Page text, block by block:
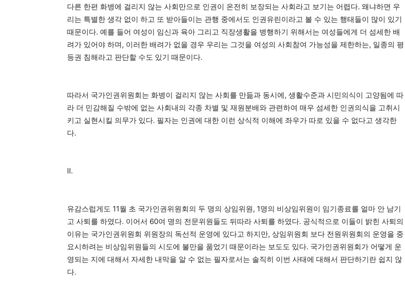
다른 한편 화병에 걸리지 않는 사회만으로 인권이 온전히 보장되는 사회라고 보기는 어렵다. 왜냐하면 우
리는 특별한 생각 없이 하고 또 받아들이는 관행 중에서도 인권유린이라고 볼 수 있는 행태들이 많이 있기
때문이다. 예를 들어 여성이 임신과 육아 그리고 직장생활을 병행하기 위해서는 여성들에게 더 섬세한 배
려가 있어야 하며, 이러한 배려가 없을 경우 우리는 그것을 여성의 사회참여 가능성을 제한하는, 일종의 평
등권 침해라고 판단할 수도 있기 때문이다.
따라서 국가인권위원회는 화병이 걸리지 않는 사회를 만듦과 동시에, 생활수준과 시민의식이 고양됨에 따
라 더 민감해질 수밖에 없는 사회내의 각종 차별 및 재원분배와 관련하여 매우 섬세한 인권의식을 고취시
키고 실현시킬 의무가 있다. 필자는 인권에 대한 이런 상식적 이해에 좌우가 따로 있을 수 없다고 생각한
다.
II.
유감스럽게도 11월 초 국가인권위원회의 두 명의 상임위원, 1명의 비상임위원이 임기종료를 얼마 안 남기
고 사퇴를 하였다. 이어서 60여 명의 전문위원들도 뒤따라 사퇴를 하였다. 공식적으로 이들이 밝힌 사퇴의
이유는 국가인권위원회 위원장의 독선적 운영에 있다고 하지만, 상임위원회 보다 전원위원회의 운영을 중
요시하려는 비상임위원들의 시도에 불만을 품었기 때문이라는 보도도 있다. 국가인권위원회가 어떻게 운
영되는 지에 대해서 자세한 내막을 알 수 없는 필자로서는 솔직히 이번 사태에 대해서 판단하기란 쉽지 않
다.